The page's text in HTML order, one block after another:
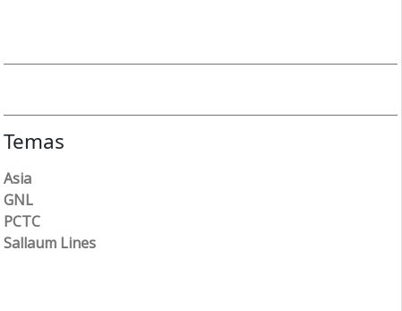
Temas
Asia
GNL
PCTC
Sallaum Lines